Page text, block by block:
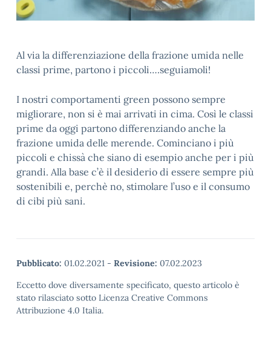
Al via la differenziazione della frazione umida nelle
classi prime, partono i piccoli….seguiamoli!
I nostri comportamenti green possono sempre
migliorare, non si è mai arrivati in cima. Così le classi
prime da oggi partono differenziando anche la
frazione umida delle merende. Cominciano i più
piccoli e chissà che siano di esempio anche per i più
grandi. Alla base c’è il desiderio di essere sempre più
sostenibili e, perchè no, stimolare l’uso e il consumo
di cibi più sani.
Pubblicato: 01.02.2021 - Revisione: 07.02.2023
Eccetto dove diversamente specificato, questo articolo è
stato rilasciato sotto Licenza Creative Commons
Attribuzione 4.0 Italia.